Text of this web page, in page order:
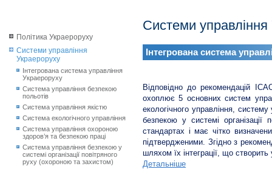
Політика Украероруху
Системи управління
Украероруху
Інтегрована система управління
Украероруху
Система управління безпекою
польотів
Система управління якістю
Система екологічного управління
Система управління охороною
здоров’я та безпекою праці
Система управління безпекою у
системі організації повітряного
руху (охороною та захистом)
Системи управління
Інтегрована система
Відповідно до рекомендацій
охоплює 5 основних систем
екологічного управління,
безпекою у системі
стандартах і має чітко
підтвердженими. Згідно з
шляхом їх інтеграції, що
Детальніше